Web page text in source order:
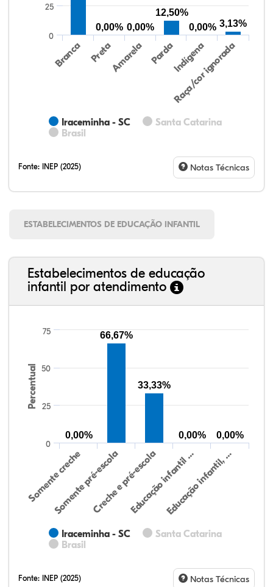
Iraceminha - SC
Santa Catarina
Brasil
Branca PretaAmarela PardaIndígena
Raça/cor ignorada
0
25
0,00% 0,00%
12,50%
0,00% 3,13%
Fonte: INEP (2025) Notas Técnicas
ESTABELECIMENTOS DE EDUCAÇÃO INFANTIL
Estabelecimentos de educação
infantil por atendimento
Percentual
Iraceminha - SC
Santa Catarina
Brasil
Somente creche
Somente pré-escolaCreche e pré-escolaEducação infantil …Educação infantil, …
0
25
50
75
0,00%
66,67%
33,33%
0,00% 0,00%
Fonte: INEP (2025) Notas Técnicas